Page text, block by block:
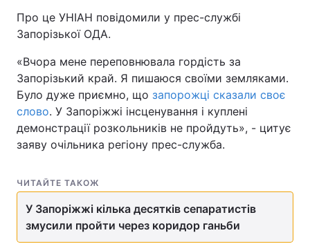
Про це УНІАН повідомили у прес-службі
Запорізької ОДА.
«Вчора мене переповнювала гордість за
Запорізький край. Я пишаюся своїми земляками.
Було дуже приємно, що запорожці сказали своє
слово. У Запоріжжі інсценування і куплені
демонстрації розкольників не пройдуть», - цитує
заяву очільника регіону прес-служба.
ЧИТАЙТЕ ТАКОЖ
У Запоріжжі кілька десятків сепаратистів
змусили пройти через коридор ганьби